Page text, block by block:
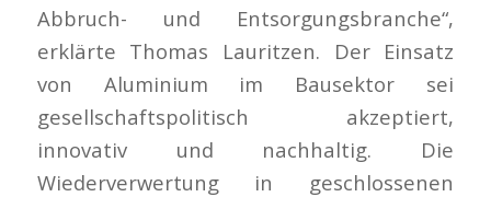
Abbruch- und Entsorgungsbranche“,
erklärte Thomas Lauritzen. Der Einsatz
von Aluminium im Bausektor sei
gesellschaftspolitisch akzeptiert,
innovativ und nachhaltig. Die
Wiederverwertung in geschlossenen